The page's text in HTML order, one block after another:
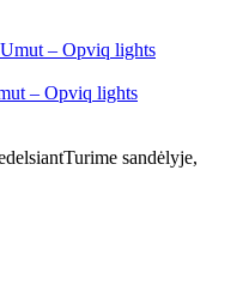
– Opviq lights
– Opviq lights
Turime sandėlyje,